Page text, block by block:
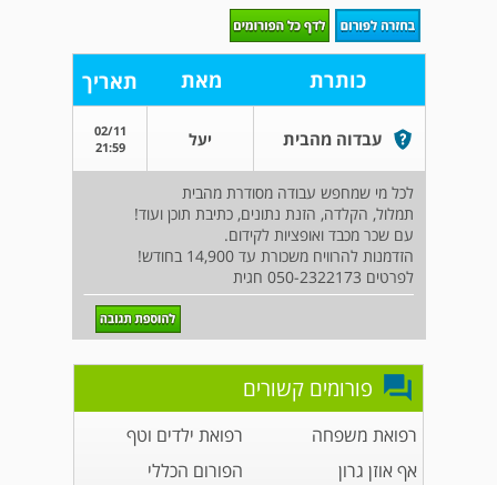
כותרת מאת תאריך
עבדוה מהבית יעל
02/11
21:59
לכל מי שמחפש עבודה מסודרת מהבית
תמלול, הקלדה, הזנת נתונים, כתיבת תוכן ועוד!
עם שכר מכבד ואופציות לקידום.
הזדמנות להרוויח משכורת עד 14,900 בחודש!
לפרטים 050-2322173 חגית
פורומים קשורים
רפואת משפחה
רפואת ילדים וטף
אף אוזן גרון
הפורום הכללי